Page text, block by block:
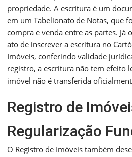
propriedade. A escritura é um
em um Tabelionato de Notas, que
compra e venda entre as partes. Já
ato de inscrever a escritura no
Imóveis, conferindo validade
registro, a escritura não tem efeito
imóvel não é transferida
Registro de
Regularização
O Registro de Imóveis também